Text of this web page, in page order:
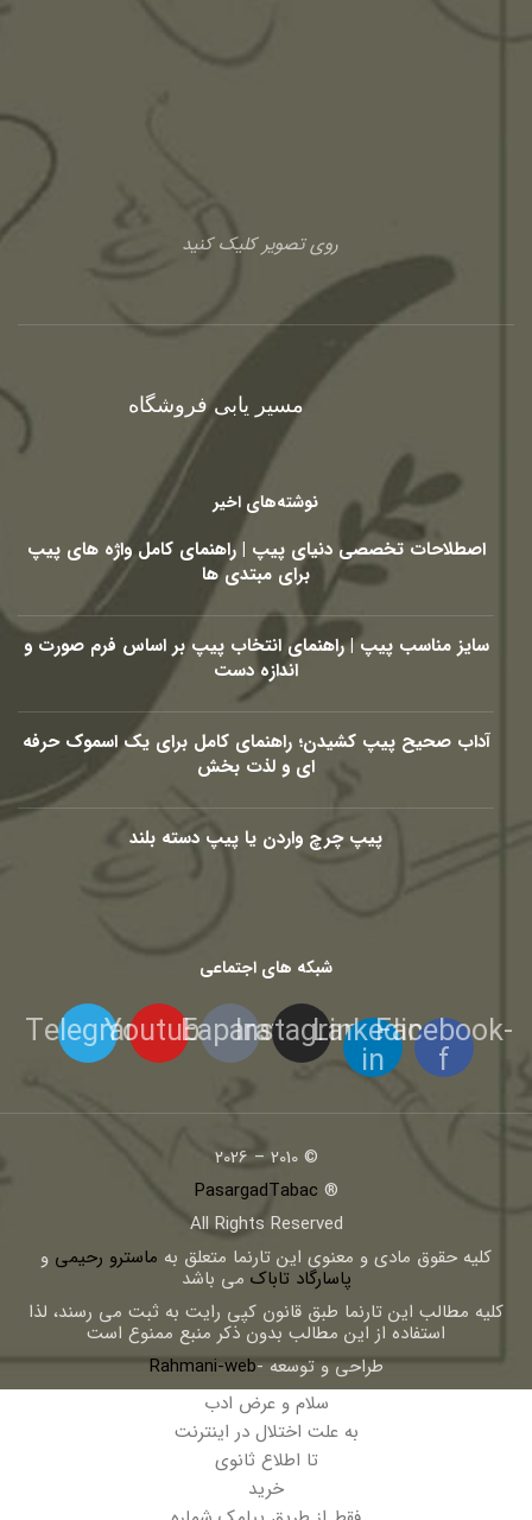
روی تصویر کلیک کنید
مسیر یابی فروشگاه
نوشته‌های اخیر
اصطلاحات تخصصی دنیای پیپ | راهنمای کامل واژه های پیپ
برای مبتدی ها
سایز مناسب پیپ | راهنمای انتخاب پیپ بر اساس فرم صورت و
اندازه دست
آداب صحیح پیپ کشیدن؛ راهنمای کامل برای یک اسموک حرفه
ای و لذت بخش
پیپ چرچ واردن یا پیپ دسته بلند
شبکه های اجتماعی
Facebook-
f
Linkedin-
in
Instagram
Eaparat
Youtube
Telegram
© 2010 – 2026
®
PasargadTabac
All Rights Reserved
كليه حقوق مادی و معنوی اين تارنما متعلق به ماسترو رحیمی و
پاسارگاد تاباک می باشد
کلیه مطالب این تارنما طبق قانون کپی رایت به ثبت می رسند، لذا
استفاده از این مطالب بدون ذکر منبع ممنوع است
طراحی و توسعه -Rahmani-web
سلام و عرض ادب
به علت اختلال در اینترنت
تا اطلاع ثانوی
خرید